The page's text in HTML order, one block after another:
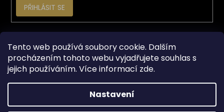
Tento web používá soubory cookie. Dalším
procházením tohoto webu vyjadřujete souhlas s
jejich používáním. Více informací zde.
Nastavení
PŘIHLÁSIT SE
Vše o nákupu
Doprava
Platba